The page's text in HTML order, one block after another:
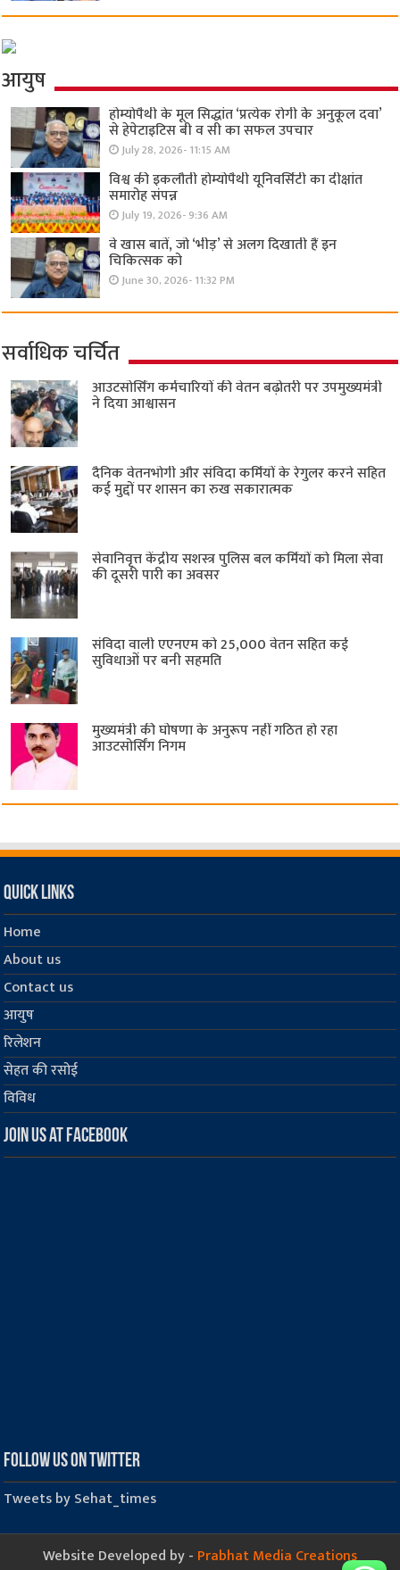
आयुष
होम्योपैथी के मूल सिद्धांत ‘प्रत्येक रोगी केे अनुकूल दवा’
से हेपेटाइटिस बी व सी का सफल उपचार
July 28, 2026- 11:15 AM
विश्व की इकलौती होम्योपैथी यूनिवर्सिटी का दीक्षांत
समारोह संपन्न
July 19, 2026- 9:36 AM
वे खास बातें, जो ‘भीड़’ से अलग दिखाती हैं इन
चिकित्सक को
June 30, 2026- 11:32 PM
सर्वाधिक चर्चित
आउटसोर्सिंग कर्मचारियों की वेतन बढ़ोतरी पर उपमुख्यमंत्री
ने दिया आश्वासन
दैनिक वेतनभोगी और संविदा कर्मियों के रेगुलर करने सहित
कई मुद्दों पर शासन का रुख सकारात्मक
सेवानिवृत्त केंद्रीय सशस्त्र पुलिस बल ​कर्मियों को मिला सेवा
की दूसरी पारी का अवसर
संविदा वाली एएनएम को 25,000 वेतन सहित कई
सुविधाओं पर बनी सहमति
मुख्यमंत्री की घोषणा के अनुरूप नहीं गठित हो रहा
आउटसोर्सिंग निगम
Quick Links
Home
About us
Contact us
आयुष
रिलेशन
सेहत की रसोई
विविध
Join us at Facebook
Follow us on Twitter
Tweets by Sehat_times
Website Developed by - Prabhat Media Creations